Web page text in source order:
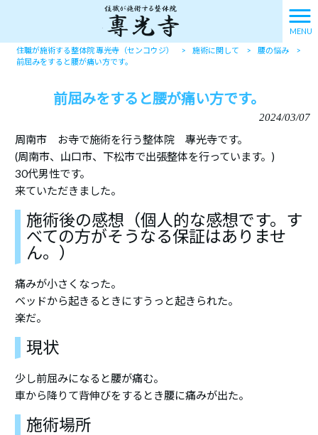
MENU
住職が施術する整体院 專光寺（センコウジ） > 施術に関して > 腰の悩み
>
前屈みをすると腰が痛い方です。
前屈みをすると腰が痛い方です。
2024/03/07
周南市 お寺で施術を行う整体院 專光寺です。
(周南市、山口市、下松市で出張整体を行っています。)
30代男性です。
来ていただきました。
施術後の感想（個人的な感想です。す
べての方がそうなる保証はありませ
ん。）
痛みが小さくなった。
ベッドから起きるときにすうっと起きられた。
楽だ。
現状
少し前屈みになると腰が痛む。
車から降りて背伸びをするとき腰に痛みが出た。
施術場所